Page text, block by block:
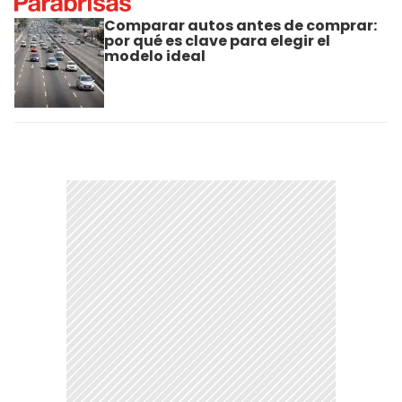
Comparar autos antes de comprar:
por qué es clave para elegir el
modelo ideal